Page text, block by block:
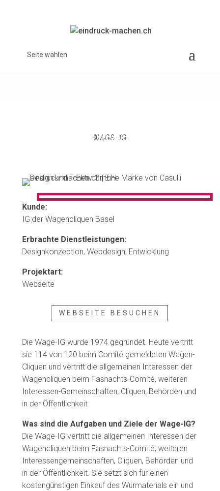
Seite wählen
WAGE-IG
Kunde:
IG der Wagencliquen Basel
Erbrachte Dienstleistungen:
Designkonzeption, Webdesign, Entwicklung
Projektart:
Webseite
WEBSEITE BESUCHEN
Die Wage-IG wurde 1974 gegründet. Heute vertritt
sie 114 von 120 beim Comité gemeldeten Wagen-
Cliquen und vertritt die allgemeinen Interessen der
Wagencliquen beim Fasnachts-Comité, weiteren
Interessen-Gemeinschaften, Cliquen, Behörden und
in der Öffentlichkeit.
Was sind die Aufgaben und Ziele der Wage-IG?
Die Wage-IG vertritt die allgemeinen Interessen der
Wagencliquen beim Fasnachts-Comité, weiteren
Interessengemeinschaften, Cliquen, Behörden und
in der Öffentlichkeit. Sie setzt sich für einen
kostengünstigen Einkauf des Wurmaterials ein und